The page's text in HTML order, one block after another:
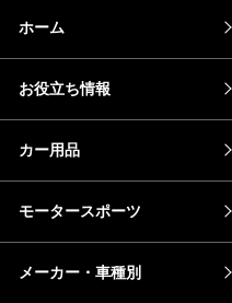
ホーム
お役立ち情報
カー用品
モータースポーツ
メーカー・車種別